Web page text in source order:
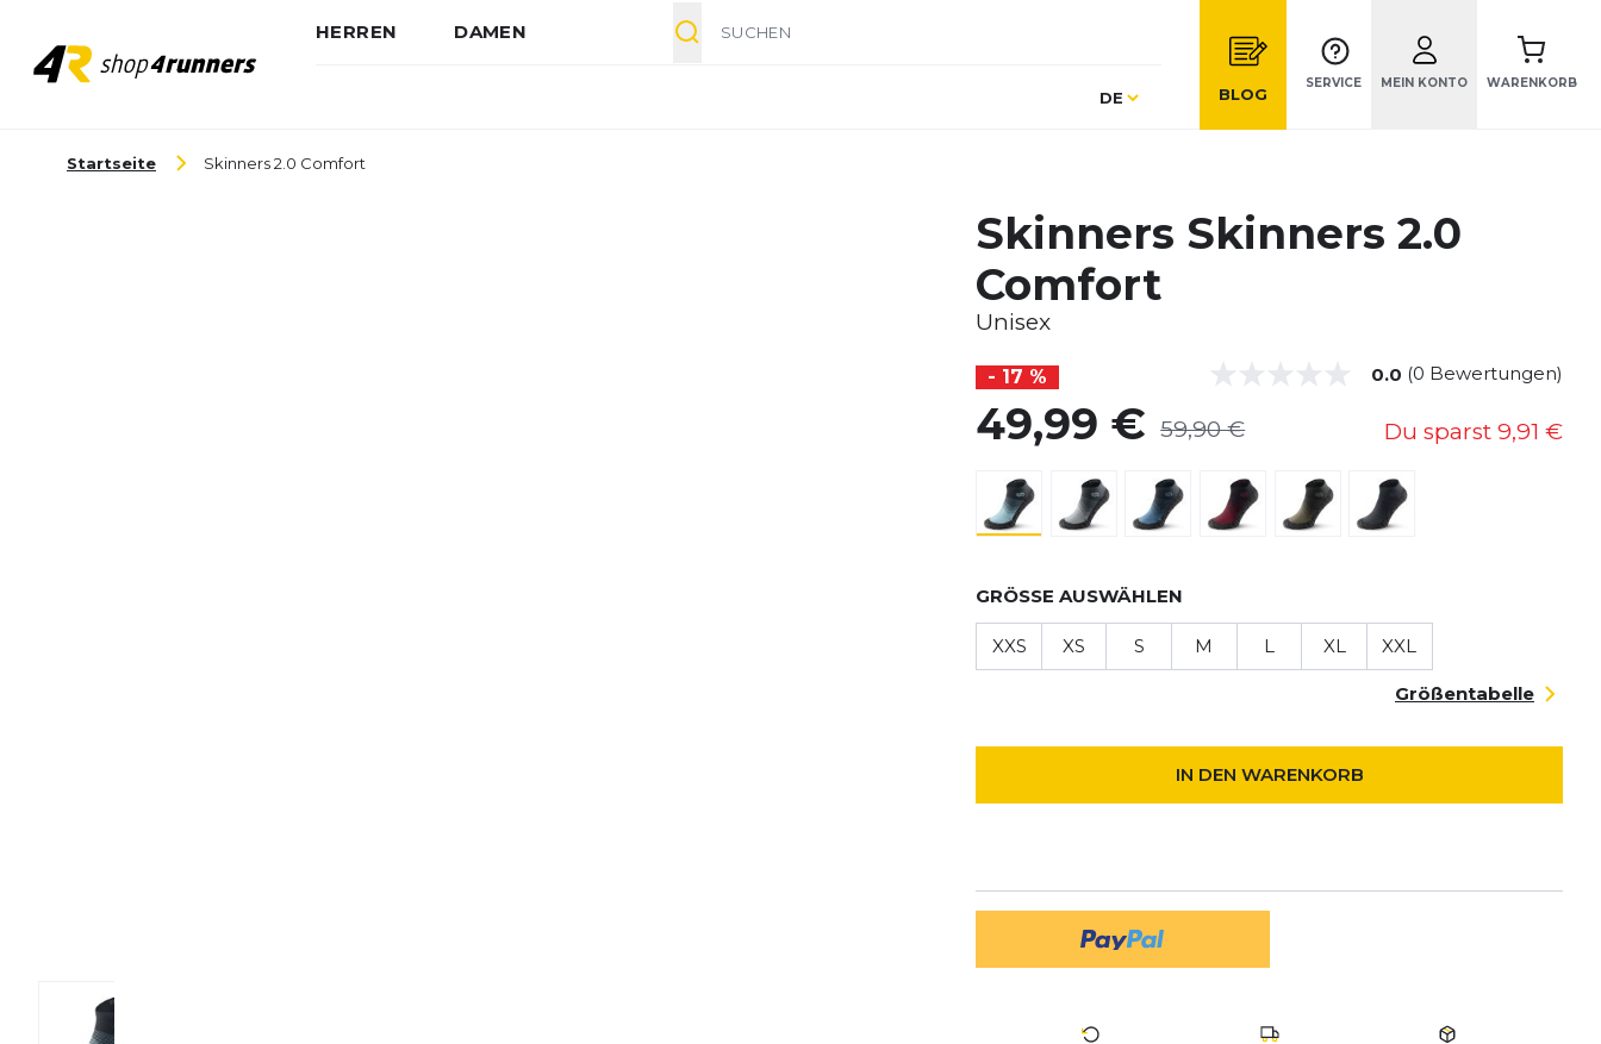
HERREN DAMEN
Sprache
DE BLOG
SERVICE MEIN KONTO WARENKORB
Startseite Skinners 2.0 Comfort
Skinners Skinners 2.0
Comfort
Unisex
- 17 % 0.0 (0 Bewertungen)
49,99 € 59,90 € Du sparst 9,91 €
GRÖSSE AUSWÄHLEN
XXS XS S M L XL XXL
Größentabelle
IN DEN WARENKORB